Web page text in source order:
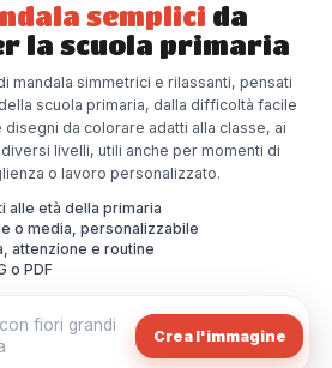
semplici da
la scuola primaria
mandala simmetrici e rilassanti, pensati
scuola primaria, dalla difficoltà facile
disegni da colorare adatti alla classe, ai
livelli, utili anche per momenti di
o lavoro personalizzato.
alle età della primaria
o media, personalizzabile
attenzione e routine
o PDF
Crea l'immagine